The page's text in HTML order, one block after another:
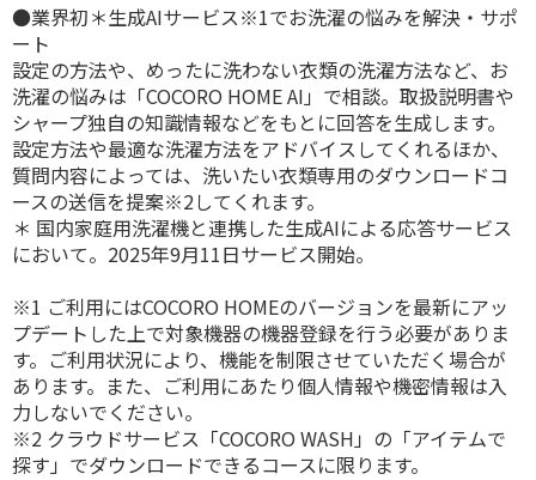
●業界初＊生成AIサービス※1でお洗濯の悩みを解決・サポ
ート
設定の方法や、めったに洗わない衣類の洗濯方法など、お
洗濯の悩みは「COCORO HOME AI」で相談。取扱説明書や
シャープ独自の知識情報などをもとに回答を生成します。
設定方法や最適な洗濯方法をアドバイスしてくれるほか、
質問内容によっては、洗いたい衣類専用のダウンロードコ
ースの送信を提案※2してくれます。
＊ 国内家庭用洗濯機と連携した生成AIによる応答サービス
において。2025年9月11日サービス開始。
※1 ご利用にはCOCORO HOMEのバージョンを最新にアッ
プデートした上で対象機器の機器登録を行う必要がありま
す。ご利用状況により、機能を制限させていただく場合が
あります。また、ご利用にあたり個人情報や機密情報は入
力しないでください。
※2 クラウドサービス「COCORO WASH」の「アイテムで
探す」でダウンロードできるコースに限ります。